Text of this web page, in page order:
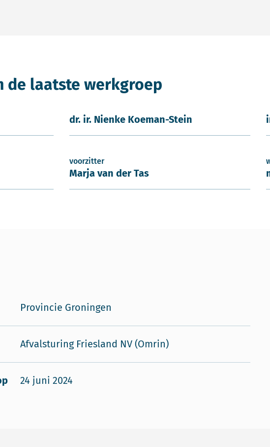
de laatste werkgroep
dr. ir. Nienke Koeman-Stein
voorzitter
Marja van der Tas
Provincie Groningen
Afvalsturing Friesland NV (Omrin)
24 juni 2024